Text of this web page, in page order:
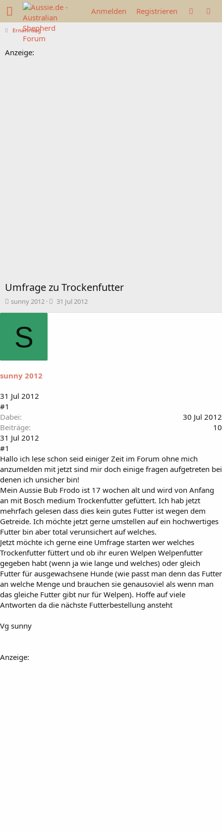
Anmelden Registrieren
Ernährung
Anzeige:
Umfrage zu Trockenfutter
T
t
r
e
sunny 2012
B
31 Jul 2012
S
sunny 2012
31 Jul 2012
#1
Dabei
30 Jul 2012
Beiträge
10
31 Jul 2012
#1
Hallo ich lese schon seid einiger Zeit im Forum ohne mich
anzumelden mit jetzt sind mir doch einige fragen aufgetreten bei
denen ich unsicher bin!
Mein Aussie Bub Frodo ist 17 wochen alt und wird von Anfang
an mit Bosch medium Trockenfutter gefüttert. Ich hab jetzt
mehrfach gelesen dass dies kein gutes Futter ist wegen dem
Getreide. Ich möchte jetzt gerne umstellen auf ein hochwertiges
Futter bin aber total verunsichert auf welches.
Jetzt möchte ich gerne eine Umfrage starten wer welches
Trockenfutter füttert und ob ihr euren Welpen Welpenfutter
gegeben habt (wenn ja wie lange und welches) oder gleich
Futter für ausgewachsene Hunde (wie passt man denn das Futter
an welche Menge und brauchen sie genausoviel als wenn man
das gleiche Futter gibt nur für Welpen). Hoffe auf viele
Antworten da die nächste Futterbestellung ansteht
Vg sunny
Anzeige: